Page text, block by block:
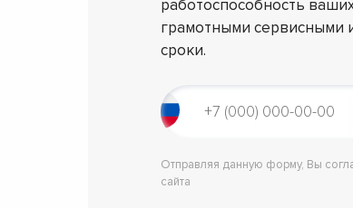
работоспособность
грамотными сервисными
сроки.
Отправляя данную форму, Вы
сайта